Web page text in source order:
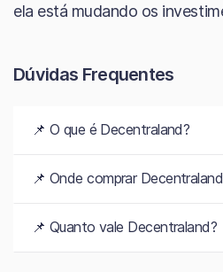
ela está mudando os
Dúvidas Frequentes
📌 O que é Decentraland?
📌 Onde comprar
📌 Quanto vale Decentraland?